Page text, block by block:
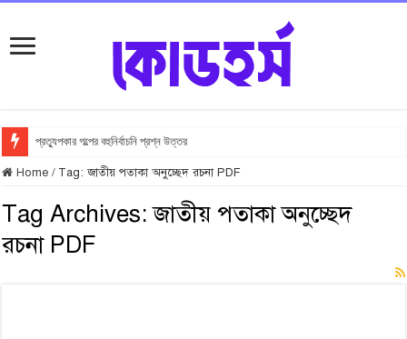
প্রত্যুপকার গল্পের বহুনির্বাচনি প্রশ্ন উত্তর
Home / Tag:জাতীয় পতাকা অনুচ্ছেদ রচনা PDF
Tag Archives:জাতীয় পতাকা অনুচ্ছেদ
রচনা PDF